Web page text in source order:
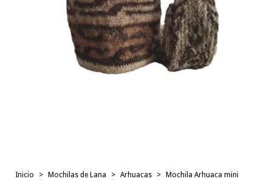
Inicio > Mochilas de Lana > Arhuacas > Mochila Arhuaca mini